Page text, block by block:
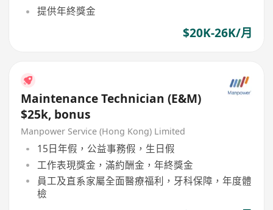
提供年終獎金
$20K-26K/月
Maintenance Technician (E&M)
$25k, bonus
Manpower Service (Hong Kong) Limited
15日年假，公益事務假，生日假
工作表現獎金，滿約酬金，年終獎金
員工及直系家屬全面醫療福利，牙科保障，年度體
檢